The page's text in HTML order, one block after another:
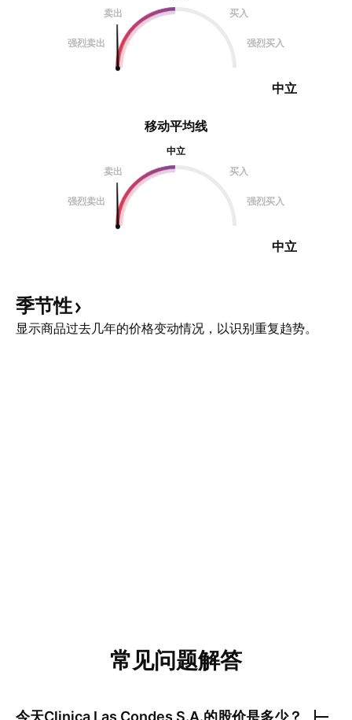
卖出
买入
强烈卖出 强烈买入
中立
移动平均线
中立
卖出
买入
强烈卖出 强烈买入
中立
季节性
显示商品过去几年的价格变动情况，以识别重复趋势。
常见问题解答
今天Clinica Las Condes S.A.的股价是多少？